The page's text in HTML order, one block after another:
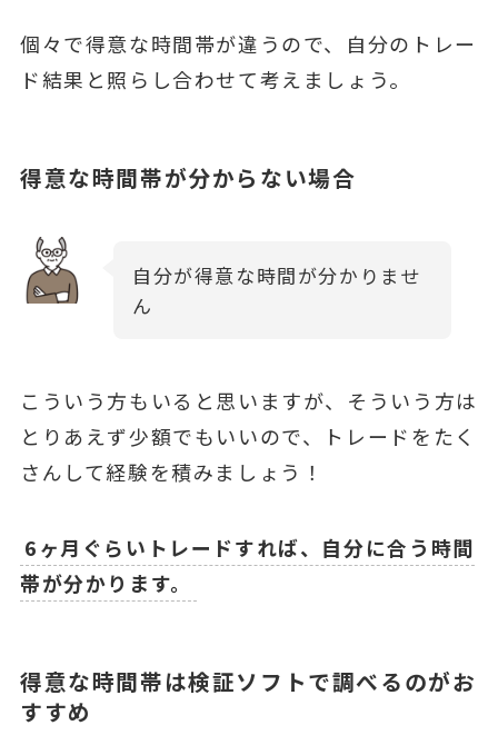
個々で得意な時間帯が違うので、自分のトレー
ド結果と照らし合わせて考えましょう。
得意な時間帯が分からない場合
自分が得意な時間が分かりませ
ん
こういう方もいると思いますが、そういう方は
とりあえず少額でもいいので、トレードをたく
さんして経験を積みましょう！
6ヶ月ぐらいトレードすれば、自分に合う時間
帯が分かります。
得意な時間帯は検証ソフトで調べるのがお
すすめ